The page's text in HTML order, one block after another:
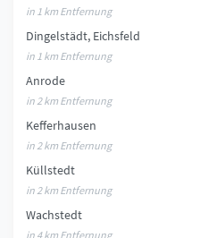
in 1 km Entfernung
Dingelstädt, Eichsfeld
in 1 km Entfernung
Anrode
in 2 km Entfernung
Kefferhausen
in 2 km Entfernung
Küllstedt
in 2 km Entfernung
Wachstedt
in 4 km Entfernung